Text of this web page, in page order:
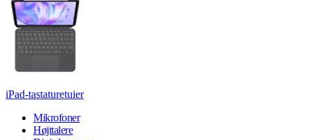
iPad-tastaturetuier
Mikrofoner
Højttalere